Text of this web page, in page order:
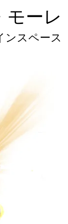
モーレ
ンスペース